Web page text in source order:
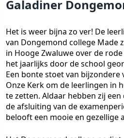
Galadiner
Het is weer bijna zo ver! De
van Dongemond college Made
in Hooge Zwaluwe over de
het jaarlijks door de school
Een bonte stoet van
Onze Kerk om de leerlingen in
te zetten. Aldaar hebben zij
de afsluiting van de
belooft een mooie en gezellige